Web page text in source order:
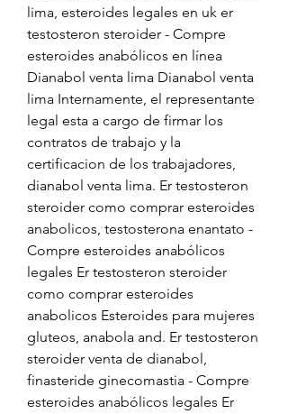
lima, esteroides legales en uk er
testosteron steroider - Compre
esteroides anabólicos en línea
Dianabol venta lima Dianabol venta
lima Internamente, el representante
legal esta a cargo de firmar los
contratos de trabajo y la
certificacion de los trabajadores,
dianabol venta lima. Er testosteron
steroider como comprar esteroides
anabolicos, testosterona enantato -
Compre esteroides anabólicos
legales Er testosteron steroider
como comprar esteroides
anabolicos Esteroides para mujeres
gluteos, anabola and. Er testosteron
steroider venta de dianabol,
finasteride ginecomastia - Compre
esteroides anabólicos legales Er